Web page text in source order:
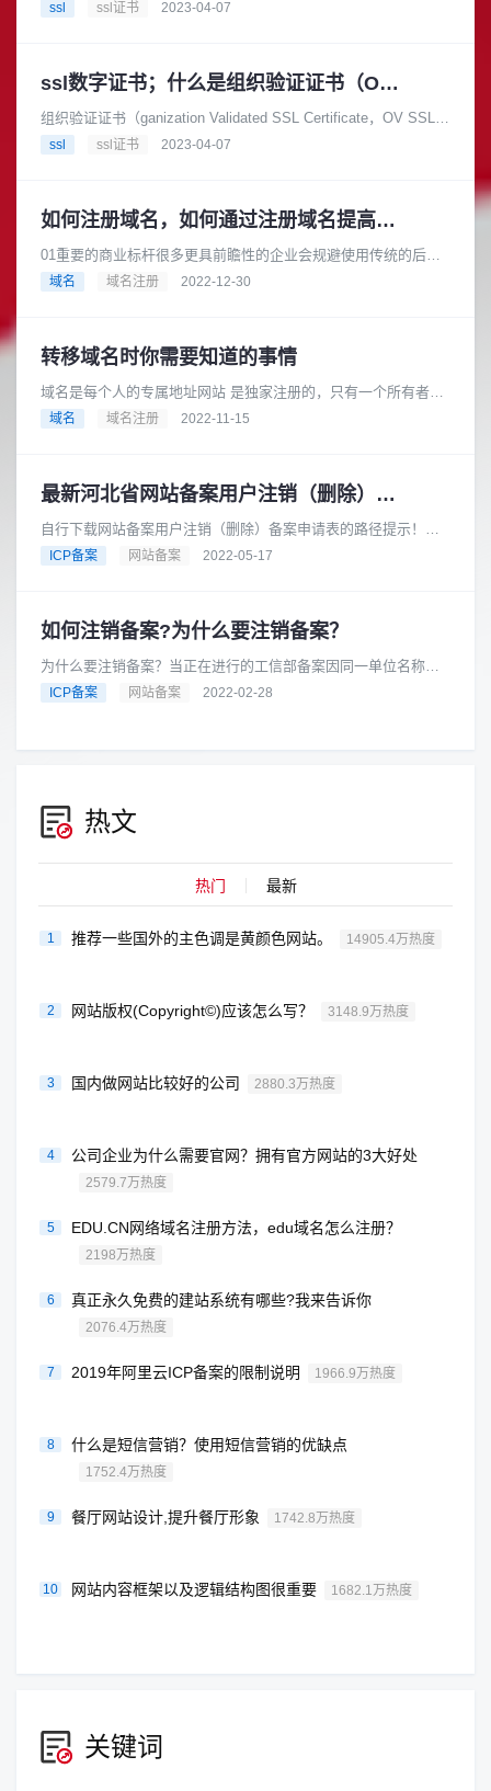
最基本的SSL证书类型之一。它通过验证网站的......
ssl ssl证书 2023-04-07
ssl数字证书；什么是组织验证证书（OV SSL）
组织验证证书（ganization Validated SSL Certificate，OV SSL）
是一种SSL证书类型，它比域名验证证书......
ssl ssl证书 2023-04-07
如何注册域名，如何通过注册域名提高品牌竞争力？
01重要的商业标杆很多更具前瞻性的企业会规避使用传统的后缀
域名，以此通过域名开启差异化竞争。而更为重要的是，注重数
域名 域名注册 2022-12-30
转移域名时你需要知道的事情
域名是每个人的专属地址网站 是独家注册的，只有一个所有者。
所以当你要转移域名时，企业往往要办理转移手续。关注传诚信
域名 域名注册 2022-11-15
最新河北省网站备案用户注销（删除）流程
自行下载网站备案用户注销（删除）备案申请表的路径提示！河
北省网站备案用户注销（删除）流程（疫情前版本）填写河北省
ICP备案 网站备案 2022-05-17
如何注销备案?为什么要注销备案？
为什么要注销备案？当正在进行的工信部备案因同一单位名称名
下的已备案域名网站影响而无法新增备案时可以考虑注销之前的
ICP备案 网站备案 2022-02-28
热文
热门 最新
1 推荐一些国外的主色调是黄颜色网站。 14905.4万热度
2 网站版权(Copyright©)应该怎么写？ 3148.9万热度
3 国内做网站比较好的公司 2880.3万热度
4 公司企业为什么需要官网？拥有官方网站的3大好处
2579.7万热度
5 EDU.CN网络域名注册方法，edu域名怎么注册？
2198万热度
6 真正永久免费的建站系统有哪些?我来告诉你
2076.4万热度
7 2019年阿里云ICP备案的限制说明 1966.9万热度
8 什么是短信营销？使用短信营销的优缺点
1752.4万热度
9 餐厅网站设计,提升餐厅形象 1742.8万热度
10 网站内容框架以及逻辑结构图很重要 1682.1万热度
关键词